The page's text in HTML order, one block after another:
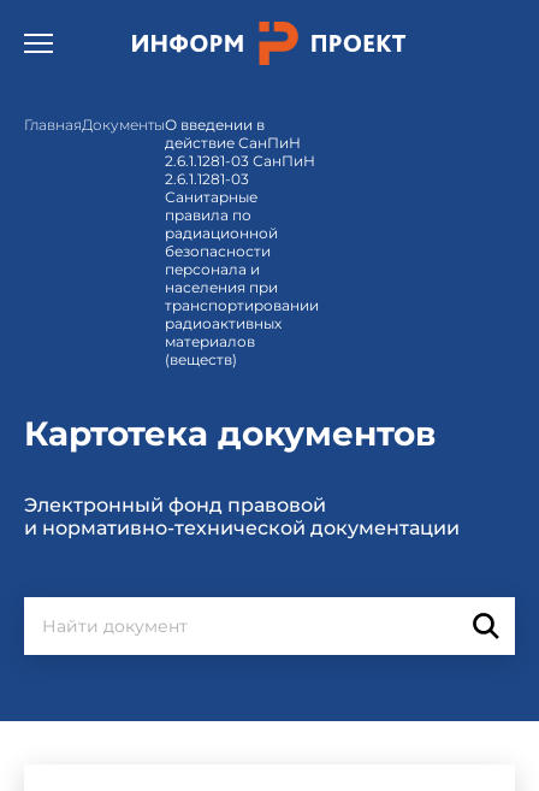
Открыть бургер меню.
ГлавнаяДокументыО введении в
действие СанПиН
2.6.1.1281-03 СанПиН
2.6.1.1281-03
Санитарные
правила по
радиационной
безопасности
персонала и
населения при
транспортировании
радиоактивных
материалов
(веществ)
Картотека документов
Электронный фонд правовой
и нормативно-технической документации